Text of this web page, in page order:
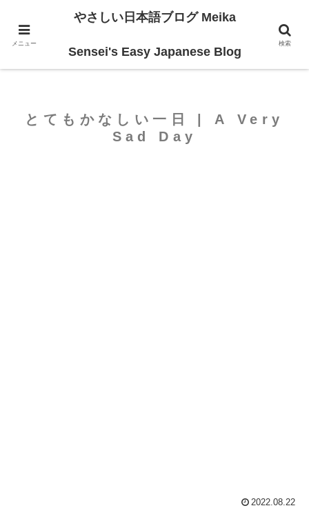
For Beginners
とてもかなしい一日 | A Very
Sad Day
2022.08.22
メニュー
やさしい日本語ブログ Meika
Sensei's Easy Japanese Blog
検索